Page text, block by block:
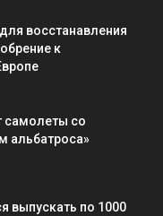
восстанавления
к
самолеты со
альбатроса»
выпускать по 1000